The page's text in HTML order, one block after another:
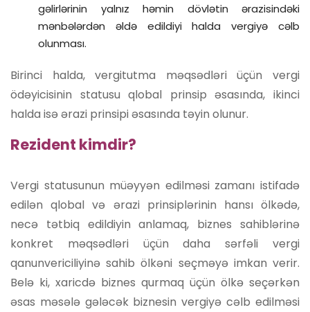
gəlirlərinin yalnız həmin dövlətin ərazisindəki
mənbələrdən əldə edildiyi halda vergiyə cəlb
olunması.
Birinci halda, vergitutma məqsədləri üçün vergi
ödəyicisinin statusu qlobal prinsip əsasında, ikinci
halda isə ərazi prinsipi əsasında təyin olunur.
Rezident kimdir?
Vergi statusunun müəyyən edilməsi zamanı istifadə
edilən qlobal və ərazi prinsiplərinin hansı ölkədə,
necə tətbiq edildiyin anlamaq, biznes sahiblərinə
konkret məqsədləri üçün daha sərfəli vergi
qanunvericiliyinə sahib ölkəni seçməyə imkan verir.
Belə ki, xaricdə biznes qurmaq üçün ölkə seçərkən
əsas məsələ gələcək biznesin vergiyə cəlb edilməsi